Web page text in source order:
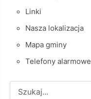
Linki
Nasza lokalizacja
Mapa gminy
Telefony alarmowe